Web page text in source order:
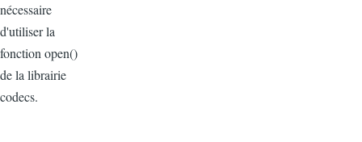
nécessaire
d'utiliser la
fonction open()
de la librairie
codecs.